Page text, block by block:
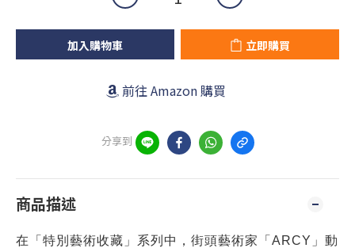
加入購物車 立即購買
前往 Amazon 購買
分享到
商品描述
在「特別藝術收藏」系列中，街頭藝術家「ARCY」動